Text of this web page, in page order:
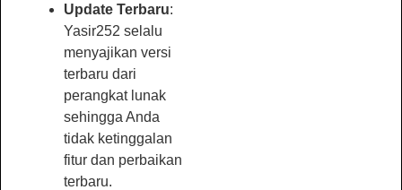
Update Terbaru:
Yasir252 selalu
menyajikan versi
terbaru dari
perangkat lunak
sehingga Anda
tidak ketinggalan
fitur dan perbaikan
terbaru.